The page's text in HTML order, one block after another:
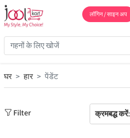
लॉगिन / साइन अप
घर हार पेंडेंट
Filter क्रमबद्ध करें: